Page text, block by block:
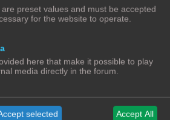
136,01 € ontvangen in donaties.
Contact
! - 3dprintforum.eu
Rechten Voorbehouden
|Gebruikersvoorwaarden
preset values and must be accepted
for the website to operate.
here that make it possible to play
media directly in the forum.
selected Accept All